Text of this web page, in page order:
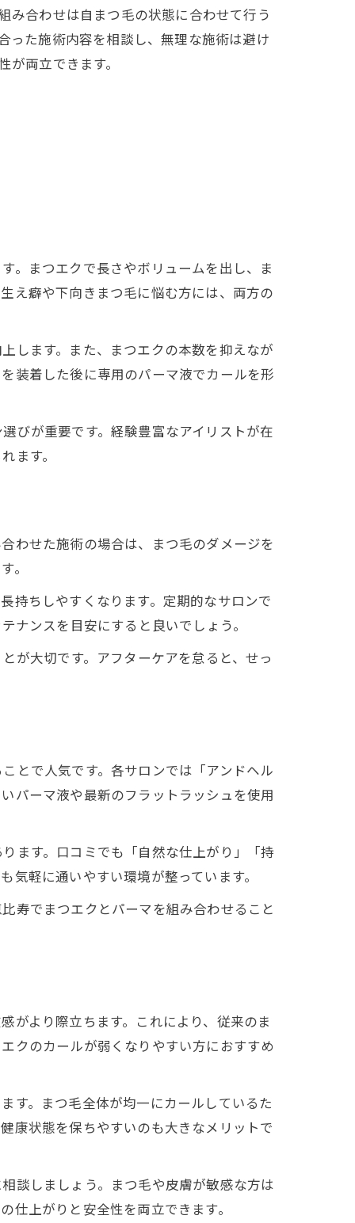
み合わせは自まつ毛の状態に合わせて行う
った施術内容を相談し、無理な施術は避け
両立できます。
。まつエクで長さやボリュームを出し、ま
え癖や下向きまつ毛に悩む方には、両方の
します。また、まつエクの本数を抑えなが
装着した後に専用のパーマ液でカールを形
びが重要です。経験豊富なアイリストが在
ます。
わせた施術の場合は、まつ毛のダメージを
。
持ちしやすくなります。定期的なサロンで
ナンスを目安にすると良いでしょう。
が大切です。アフターケアを怠ると、せっ
とで人気です。各サロンでは「アンドヘル
パーマ液や最新のフラットラッシュを使用
ます。口コミでも「自然な仕上がり」「持
軽に通いやすい環境が整っています。
寿でまつエクとパーマを組み合わせること
がより際立ちます。これにより、従来のま
クのカールが弱くなりやすい方におすすめ
す。まつ毛全体が均一にカールしているた
康状態を保ちやすいのも大きなメリットで
談しましょう。まつ毛や皮膚が敏感な方は
上がりと安全性を両立できます。